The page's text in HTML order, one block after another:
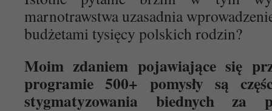
marnotrawstwa uzasadnia
budżetami tysięcy polskich rodzin?
Moim zdaniem pojawiające się
programie 500+ pomysły są
stygmatyzowania biednych za